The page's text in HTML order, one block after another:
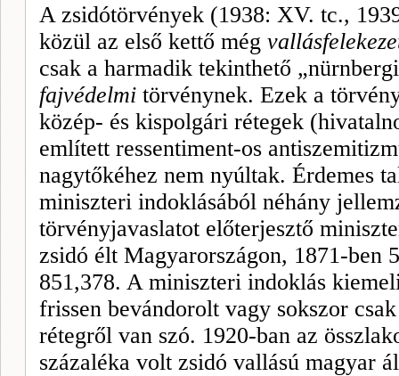
A zsidótörvények (1938: XV. tc.,
közül az első kettő még
csak a harmadik tekinthető
fajvédelmi törvénynek. Ezek a
közép- és kispolgári rétegek
említett ressentiment-os
nagytőkéhez nem nyúltak. Érdemes
miniszteri indoklásából néhány
törvényjavaslatot előterjesztő
zsidó élt Magyarországon, 1871-ben
851,378. A miniszteri indoklás
frissen bevándorolt vagy sokszor
rétegről van szó. 1920-ban az
százaléka volt zsidó vallású magyar